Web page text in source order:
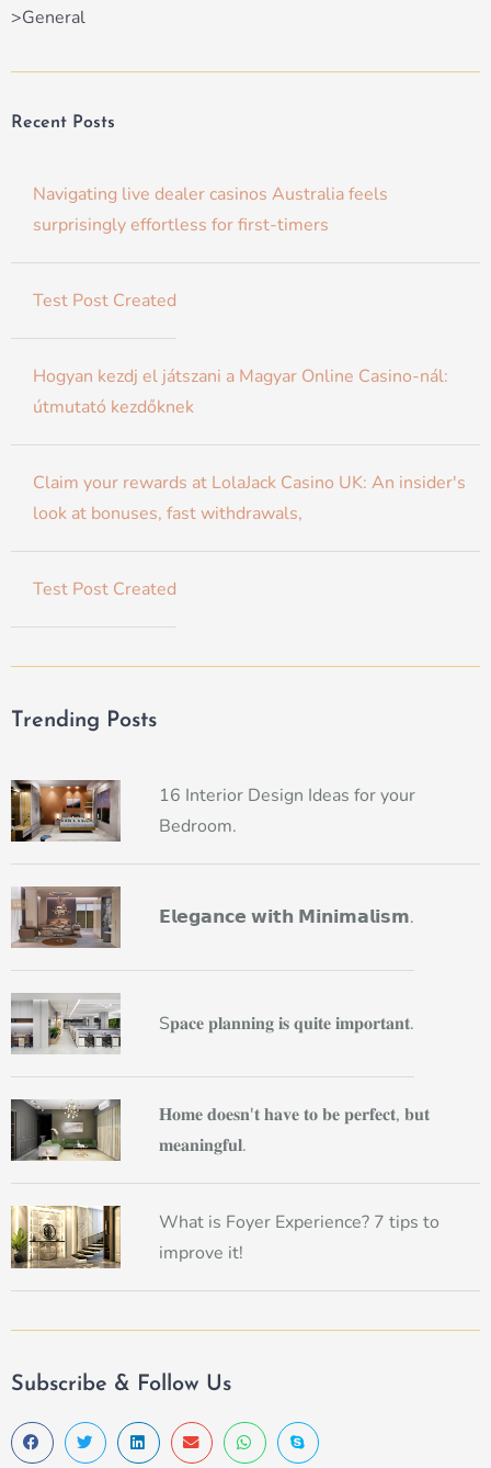
>General
Recent Posts
Navigating live dealer casinos Australia feels
surprisingly effortless for first-timers
Test Post Created
Hogyan kezdj el játszani a Magyar Online Casino-nál:
útmutató kezdőknek
Claim your rewards at LolaJack Casino UK: An insider's
look at bonuses, fast withdrawals,
Test Post Created
Trending Posts
16 Interior Design Ideas for your
Bedroom.
𝗘𝗹𝗲𝗴𝗮𝗻𝗰𝗲 𝘄𝗶𝘁𝗵 𝗠𝗶𝗻𝗶𝗺𝗮𝗹𝗶𝘀𝗺.
S𝐩𝐚𝐜𝐞 𝐩𝐥𝐚𝐧𝐧𝐢𝐧𝐠 𝐢𝐬 𝐪𝐮𝐢𝐭𝐞 𝐢𝐦𝐩𝐨𝐫𝐭𝐚𝐧𝐭.
𝐇𝐨𝐦𝐞 𝐝𝐨𝐞𝐬𝐧'𝐭 𝐡𝐚𝐯𝐞 𝐭𝐨 𝐛𝐞 𝐩𝐞𝐫𝐟𝐞𝐜𝐭, 𝐛𝐮𝐭
𝐦𝐞𝐚𝐧𝐢𝐧𝐠𝐟𝐮𝐥.
What is Foyer Experience? 7 tips to
improve it!
Subscribe & Follow Us